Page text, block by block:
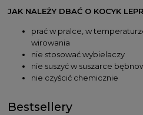
JAK NALEŻY DBAĆ O KOCYK
prać w pralce, w
wirowania
nie stosować wybielaczy
nie suszyć w suszarce
nie czyścić chemicznie
Bestsellery